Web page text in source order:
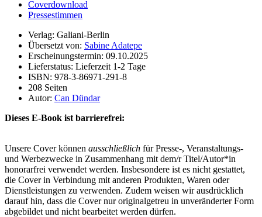
Coverdownload
Pressestimmen
Verlag: Galiani-Berlin
Übersetzt von: Sabine Adatepe
Erscheinungstermin: 09.10.2025
Lieferstatus: Lieferzeit 1-2 Tage
ISBN: 978-3-86971-291-8
208 Seiten
Autor: Can Dündar
Dieses E-Book ist barrierefrei:
Unsere Cover können ausschließlich für Presse-, Veranstaltungs-
und Werbezwecke in Zusammenhang mit dem/r Titel/Autor*in
honorarfrei verwendet werden. Insbesondere ist es nicht gestattet,
die Cover in Verbindung mit anderen Produkten, Waren oder
Dienstleistungen zu verwenden. Zudem weisen wir ausdrücklich
darauf hin, dass die Cover nur originalgetreu in unveränderter Form
abgebildet und nicht bearbeitet werden dürfen.